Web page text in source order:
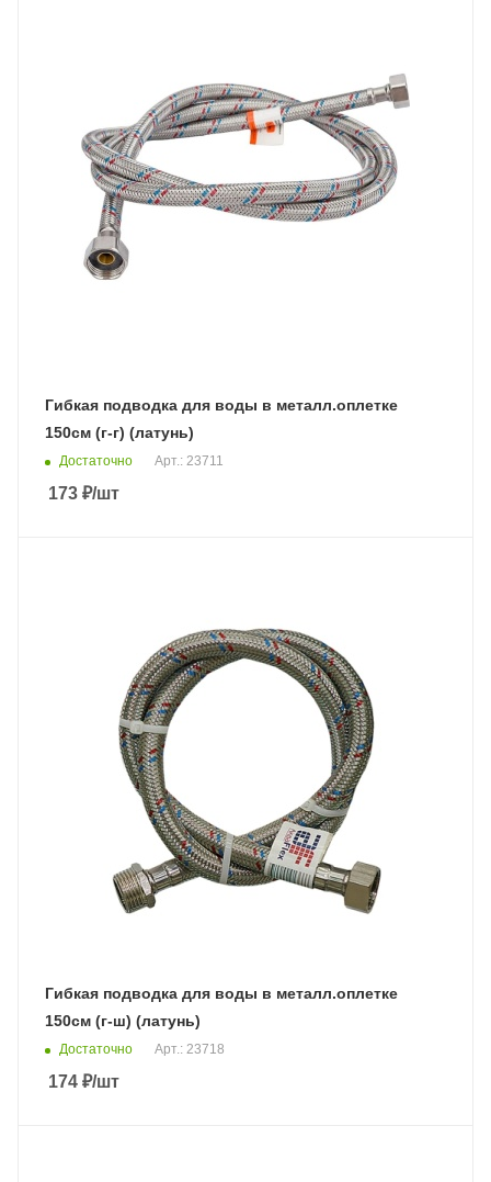
Гибкая подводка для воды в металл.оплетке
150см (г-г) (латунь)
Достаточно Арт.: 23711
173 ₽/шт
Гибкая подводка для воды в металл.оплетке
150см (г-ш) (латунь)
Достаточно Арт.: 23718
174 ₽/шт